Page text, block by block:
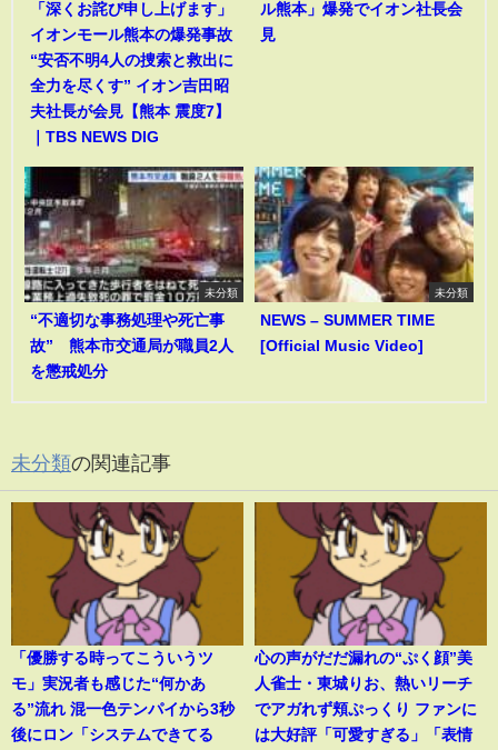
「深くお詫び申し上げます」
イオンモール熊本の爆発事故
“安否不明4人の捜索と救出に
全力を尽くす” イオン吉田昭
夫社長が会見【熊本 震度7】
｜TBS NEWS DIG
ル熊本」爆発でイオン社長会
見
未分類
“不適切な事務処理や死亡事
故” 熊本市交通局が職員2人
を懲戒処分
未分類
NEWS – SUMMER TIME
[Official Music Video]
未分類の関連記事
「優勝する時ってこういうツ
モ」実況者も感じた“何かあ
る”流れ 混一色テンパイから3秒
後にロン「システムできてる
心の声がだだ漏れの“ぷく顔”美
人雀士・東城りお、熱いリーチ
でアガれず頬ぷっくり ファンに
は大好評「可愛すぎる」「表情